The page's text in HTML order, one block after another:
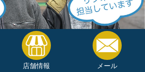
店舗情報 メール